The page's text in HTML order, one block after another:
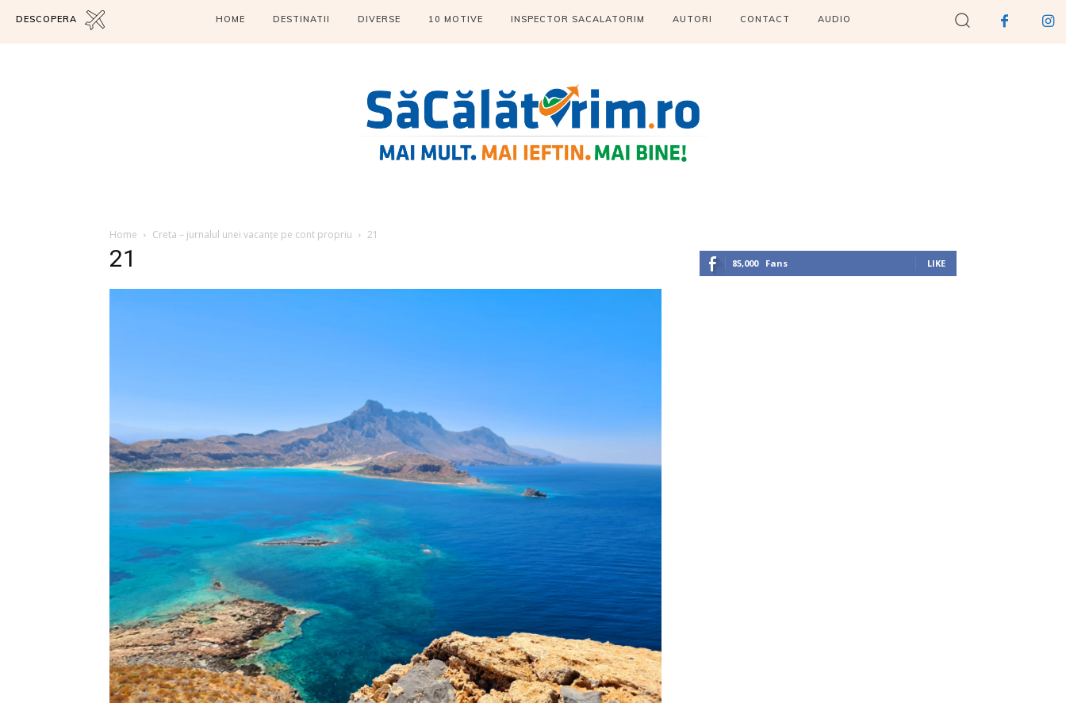
DESCOPERA HOME DESTINATII DIVERSE 10 MOTIVE INSPECTOR SACALATORIM AUTORI CONTACT AUDIO
Home Creta – jurnalul unei vacanțe pe cont propriu 21
21 85,000 Fans LIKE